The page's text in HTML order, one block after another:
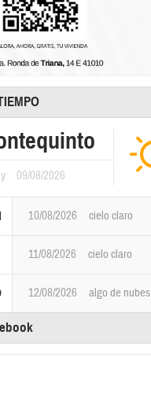
09/08/2026
10/08/2026 cielo claro
11/08/2026 cielo claro
12/08/2026 algo de nubes